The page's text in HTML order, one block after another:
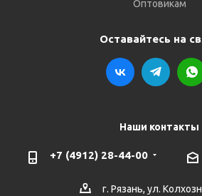
Оптовикам
Оставайтесь на
Наши контакты
+7 (4912) 28-44-00
г. Рязань, ул.